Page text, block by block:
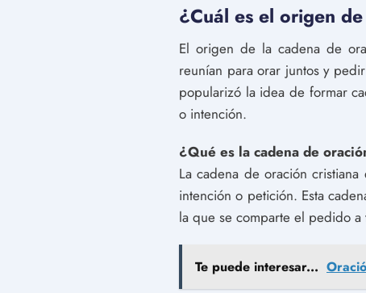
¿Cuál es el origen
El origen de la cadena de
reunían para orar juntos y
popularizó la idea de formar
o intención.
¿Qué es la cadena de
La cadena de oración
intención o petición. Esta
la que se comparte el pedido
Te puede interesar...